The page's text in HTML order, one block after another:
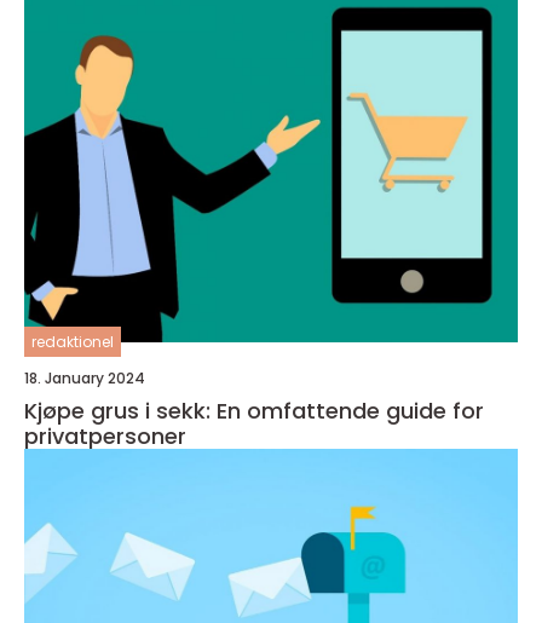
redaktionel
18. January 2024
Kjøpe grus i sekk: En omfattende guide for
privatpersoner